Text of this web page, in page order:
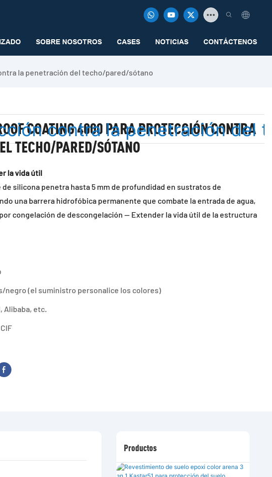
SOBRE NOSOTROS CASES NOTICIAS CONTÁCTENOS
la penetración del techo/pared/sótano
COATING 4000 PARA PROTECCIÓN CONTRA
TECHO/PARED/SÓTANO
la vida útil
silicona penetra hasta 5 mm de profundidad en sustratos de
una barrera hidrofóbica permanente que combate la entrada de agua,
congelación de descongelación — Extender la vida útil de la estructura
negro (el suministro personalice los colores)
Alibaba, etc.
Productos